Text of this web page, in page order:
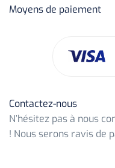
Moyens de paiement
Contactez-nous
N’hésitez pas à nous
! Nous serons ravis de